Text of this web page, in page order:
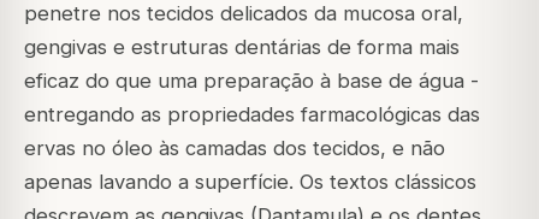
penetre nos tecidos delicados da mucosa oral,
gengivas e estruturas dentárias de forma mais
eficaz do que uma preparação à base de água -
entregando as propriedades farmacológicas das
ervas no óleo às camadas dos tecidos, e não
apenas lavando a superfície. Os textos clássicos